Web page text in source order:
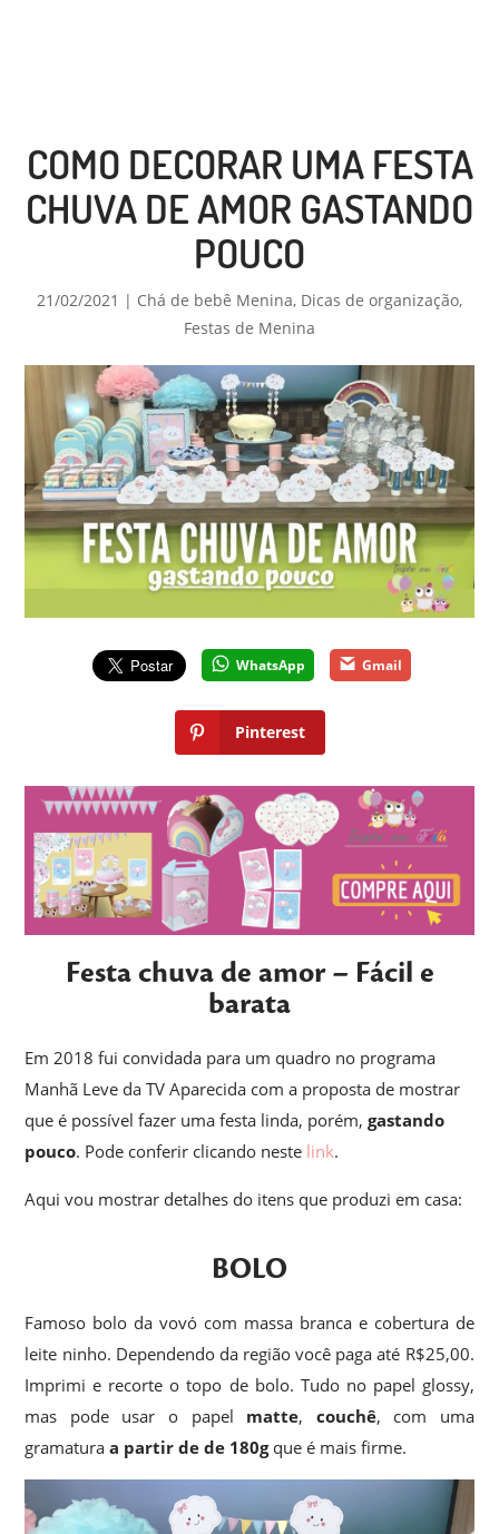
COMO DECORAR UMA FESTA
CHUVA DE AMOR GASTANDO
POUCO
21/02/2021 | Chá de bebê Menina, Dicas de organização,
Festas de Menina
WhatsApp Gmail
Pinterest
Festa chuva de amor – Fácil e
barata
Em 2018 fui convidada para um quadro no programa
Manhã Leve da TV Aparecida com a proposta de mostrar
que é possível fazer uma festa linda, porém,gastando
pouco. Pode conferir clicando neste link.
Aqui vou mostrar detalhes do itens que produzi em casa:
BOLO
Famoso bolo da vovó com massa branca e cobertura de
leite ninho. Dependendo da região você paga até R$25,00.
Imprimi e recorte o topo de bolo. Tudo no papel glossy,
mas pode usar o papel matte, couchê, com uma
gramaturaa partir de de 180gque é mais firme.